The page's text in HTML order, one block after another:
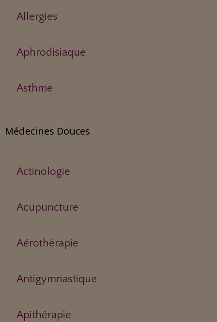
Allergies
Aphrodisiaque
Asthme
Médecines Douces
Actinologie
Acupuncture
Aérothérapie
Antigymnastique
Apithérapie